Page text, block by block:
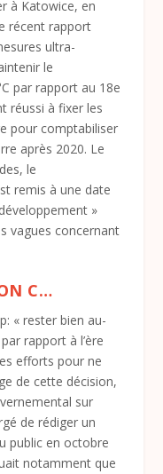
à Katowice, en
récent rapport
ultra-
le
par rapport au 18e
réussi à fixer les
pour comptabiliser
après 2020. Le
le
remis à une date
»
vagues concernant
C…
« rester bien au-
rapport à l’ère
efforts pour ne
de cette décision,
sur
de rédiger un
public en octobre
notamment que